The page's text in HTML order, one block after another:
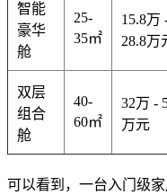
智能
豪华
舱
25-
35㎡
15.8万
28.8万
双层
组合
舱
40-
60㎡
32万 -
万元
可以看到，一台入门级